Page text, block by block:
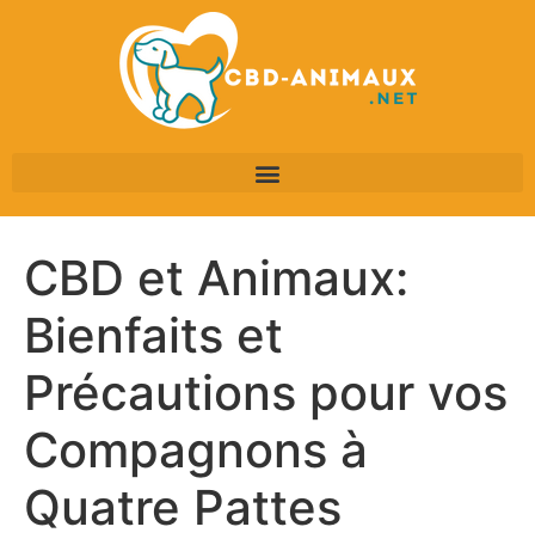
CBD et Animaux:
Bienfaits et
Précautions pour vos
Compagnons à
Quatre Pattes